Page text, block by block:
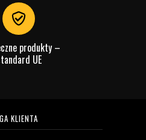
produkty –
UE
KLIENTA